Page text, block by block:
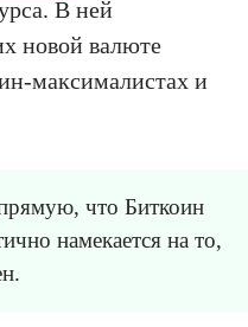
В ней
новой валюте
максималистах и
что Биткоин
намекается на то,